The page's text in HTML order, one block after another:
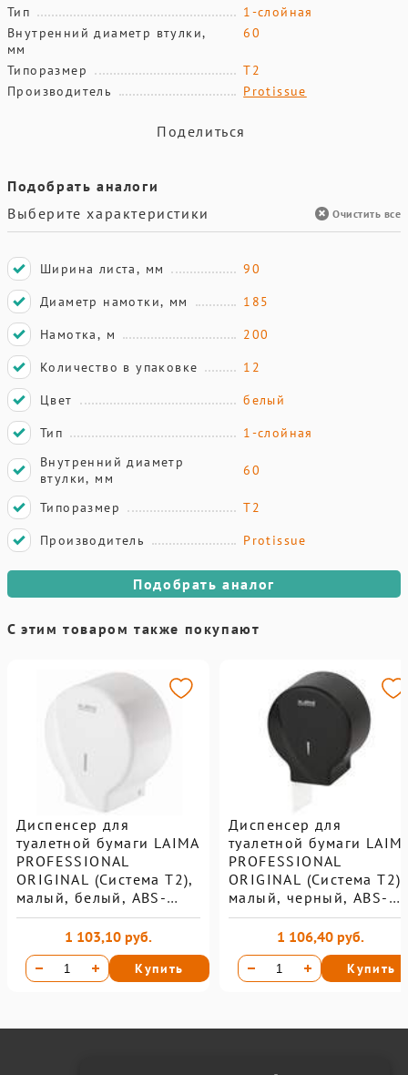
Тип
1-слойная
Внутренний диаметр втулки,
мм
60
Типоразмер
T2
Производитель
Protissue
Поделиться
Подобрать аналоги
Выберите характеристики
Очистить все
Ширина листа, мм
90
Диаметр намотки, мм
185
Намотка, м
200
Количество в упаковке
12
Цвет
белый
Тип
1-слойная
Внутренний диаметр
втулки, мм
60
Типоразмер
T2
Производитель
Protissue
Подобрать аналог
С этим товаром также покупают
Диспенсер для
туалетной бумаги LAIMA
PROFESSIONAL
ORIGINAL (Система T2),
малый, белый, ABS-
пластик
1 103,10 руб.
Купить
Диспенсер для
туалетной бумаги
PROFESSIONAL
ORIGINAL (Система T2),
малый, черный, ABS-
пластик
1 106,40 руб.
Купить